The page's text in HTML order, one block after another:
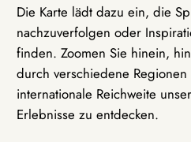
Die Karte lädt dazu ein, die
nachzuverfolgen oder
finden. Zoomen Sie hinein,
durch verschiedene
internationale Reichweite
Erlebnisse zu entdecken.